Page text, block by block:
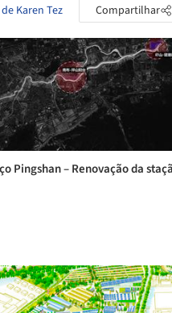
Karen Tez Compartilhar
Pingshan – Renovação da